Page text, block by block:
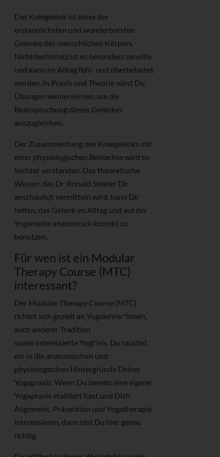
Das Kniegelenk ist eines der
erstaunlichsten und wunderbarsten
Gelenke des menschlichen Körpers.
Nichtdestotrotz ist es besonders sensitiv
und kann im Alltag fehl- und überbelastet
werden. In Praxis und Theorie wirst Du
Übungen kennenlernen, um die
Beanspruchung dieses Gelenkes
auszugleichen.
Der Zusammenhang des Kniegelenks mit
einer physiologischen Beinachse wird so
leichter verstanden. Das theoretische
Wissen, das Dr. Ronald Steiner Dir
anschaulich vermitteln wird, kann Dir
helfen, das Gelenk im Alltag und auf der
Yogamatte anatomisch korrekt zu
benutzen.
Für wen ist ein Modular
Therapy Course (MTC)
interessant?
Der Modular Therapy Course (MTC)
richtet sich gezielt an Yogalehrer*innen,
auch anderer Tradition
sowie interessierte Yogi*nis. Du tauchst
ein in die anatomischen und
physiologischen Hintergründe Deiner
Yogapraxis. Wenn Du bereits eine eigene
Yogapraxis etabliert hast und Dich
Alignment, Prävention und Yogatherapie
interessieren, dann bist Du hier genau
richtig.